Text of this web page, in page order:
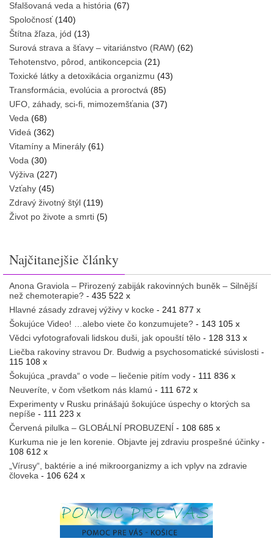
Sfalšovaná veda a história (67)
Spoločnosť(140)
Štítna žľaza, jód (13)
Surová strava a šťavy – vitariánstvo (RAW) (62)
Tehotenstvo, pôrod, antikoncepcia (21)
Toxické látky a detoxikácia organizmu (43)
Transformácia, evolúcia a proroctvá (85)
UFO, záhady, sci-fi, mimozemšťania (37)
Veda (68)
Videá (362)
Vitamíny a Minerály (61)
Voda (30)
Výživa (227)
Vzťahy (45)
Zdravý životný štýl (119)
Život po živote a smrti (5)
Najčitanejšie články
Anona Graviola – Přirozený zabiják rakovinných buněk – Silnější
než chemoterapie? - 435 522 x
Hlavné zásady zdravej výživy v kocke - 241 877 x
Šokujúce Video! …alebo viete čo konzumujete? - 143 105 x
Vědci vyfotografovali lidskou duši, jak opouští tělo - 128 313 x
Liečba rakoviny stravou Dr. Budwig a psychosomatické súvislosti -
115 108 x
Šokujúca „pravda“ o vode – liečenie pitím vody - 111 836 x
Neuveríte, v čom všetkom nás klamú - 111 672 x
Experimenty v Rusku prinášajú šokujúce úspechy o ktorých sa
nepíše - 111 223 x
Červená pilulka – GLOBÁLNÍ PROBUZENÍ - 108 685 x
Kurkuma nie je len korenie. Objavte jej zdraviu prospešné účinky -
108 612 x
„Vírusy“, baktérie a iné mikroorganizmy a ich vplyv na zdravie
človeka - 106 624 x